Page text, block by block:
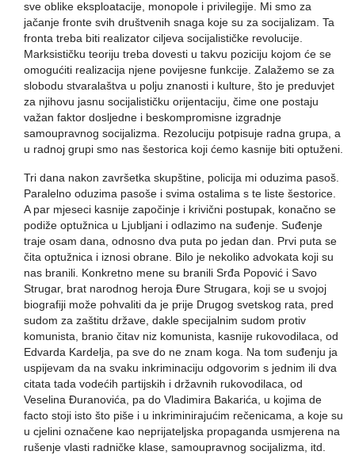
sve oblike eksploatacije, monopole i privilegije. Mi smo za
jačanje fronte svih društvenih snaga koje su za socijalizam. Ta
fronta treba biti realizator ciljeva socijalističke revolucije.
Marksističku teoriju treba dovesti u takvu poziciju kojom će se
omogućiti realizacija njene povijesne funkcije. Zalažemo se za
slobodu stvaralaštva u polju znanosti i kulture, što je preduvjet
za njihovu jasnu socijalističku orijentaciju, čime one postaju
važan faktor dosljedne i beskompromisne izgradnje
samoupravnog socijalizma. Rezoluciju potpisuje radna grupa, a
u radnoj grupi smo nas šestorica koji ćemo kasnije biti optuženi.
Tri dana nakon završetka skupštine, policija mi oduzima pasoš.
Paralelno oduzima pasoše i svima ostalima s te liste šestorice.
A par mjeseci kasnije započinje i krivični postupak, konačno se
podiže optužnica u Ljubljani i odlazimo na suđenje. Suđenje
traje osam dana, odnosno dva puta po jedan dan. Prvi puta se
čita optužnica i iznosi obrane. Bilo je nekoliko advokata koji su
nas branili. Konkretno mene su branili Srđa Popović i Savo
Strugar, brat narodnog heroja Đure Strugara, koji se u svojoj
biografiji može pohvaliti da je prije Drugog svetskog rata, pred
sudom za zaštitu države, dakle specijalnim sudom protiv
komunista, branio čitav niz komunista, kasnije rukovodilaca, od
Edvarda Kardelja, pa sve do ne znam koga. Na tom suđenju ja
uspijevam da na svaku inkriminaciju odgovorim s jednim ili dva
citata tada vodećih partijskih i državnih rukovodilaca, od
Veselina Đuranovića, pa do Vladimira Bakarića, u kojima de
facto stoji isto što piše i u inkriminirajućim rečenicama, a koje su
u cjelini označene kao neprijateljska propaganda usmjerena na
rušenje vlasti radničke klase, samoupravnog socijalizma, itd.